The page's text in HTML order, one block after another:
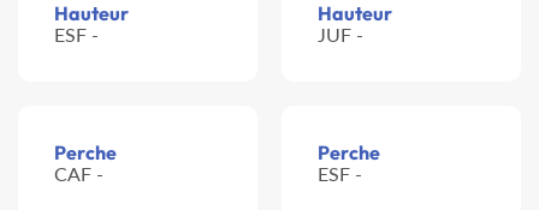
Hauteur
ESF -
Hauteur
JUF -
Perche
CAF -
Perche
ESF -